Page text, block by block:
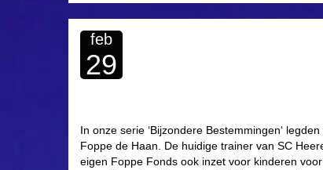
feb
29
In onze serie ‘Bijzondere Bestemmingen‘
Foppe de Haan. De huidige trainer van SC
eigen Foppe Fonds ook inzet voor kinderen